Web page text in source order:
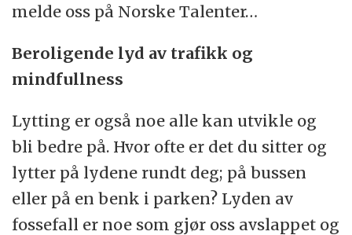
melde oss på Norske Talenter…
Beroligende lyd av trafikk og
mindfullness
Lytting er også noe alle kan utvikle og
bli bedre på. Hvor ofte er det du sitter og
lytter på lydene rundt deg; på bussen
eller på en benk i parken? Lyden av
fossefall er noe som gjør oss avslappet og